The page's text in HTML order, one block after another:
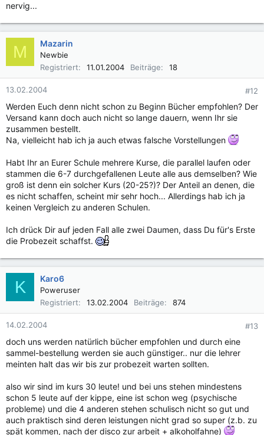
nervig...
M Mazarin
Newbie
Registriert
11.01.2004 Beiträge 18
13.02.2004 #12
Werden Euch denn nicht schon zu Beginn Bücher empfohlen? Der
Versand kann doch auch nicht so lange dauern, wenn Ihr sie
zusammen bestellt.
Na, vielleicht hab ich ja auch etwas falsche Vorstellungen
Habt Ihr an Eurer Schule mehrere Kurse, die parallel laufen oder
stammen die 6-7 durchgefallenen Leute alle aus demselben? Wie
groß ist denn ein solcher Kurs (20-25?)? Der Anteil an denen, die
es nicht schaffen, scheint mir sehr hoch... Allerdings hab ich ja
keinen Vergleich zu anderen Schulen.
Ich drück Dir auf jeden Fall alle zwei Daumen, dass Du für's Erste
die Probezeit schaffst.
K Karo6
Poweruser
Registriert
13.02.2004 Beiträge 874
14.02.2004 #13
doch uns werden natürlich bücher empfohlen und durch eine
sammel-bestellung werden sie auch günstiger.. nur die lehrer
meinten halt das wir bis zur probezeit warten sollten.
also wir sind im kurs 30 leute! und bei uns stehen mindestens
schon 5 leute auf der kippe, eine ist schon weg (psychische
probleme) und die 4 anderen stehen schulisch nicht so gut und
auch praktisch sind deren leistungen nicht grad so super (z.b. zu
spät kommen, nach der disco zur arbeit + alkoholfahne)